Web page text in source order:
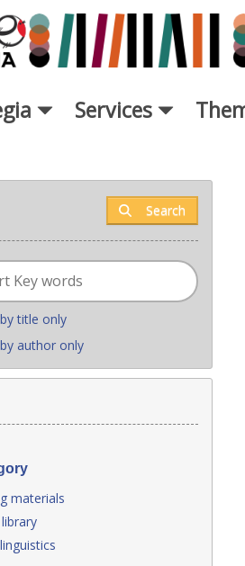
Services
Search
title only
author only
materials